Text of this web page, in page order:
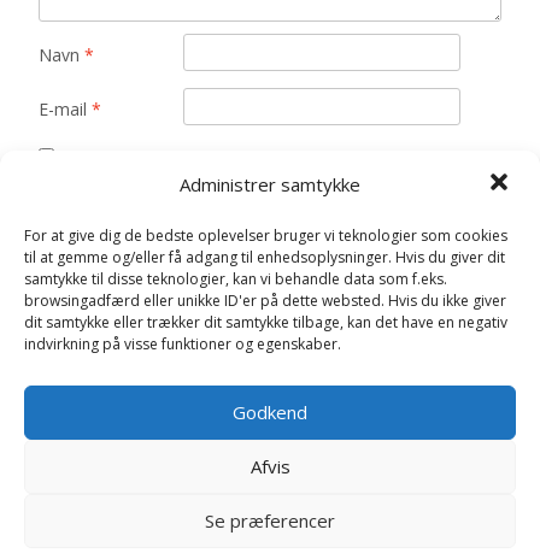
Administrer samtykke
For at give dig de bedste oplevelser bruger vi teknologier som cookies
til at gemme og/eller få adgang til enhedsoplysninger. Hvis du giver dit
samtykke til disse teknologier, kan vi behandle data som f.eks.
browsingadfærd eller unikke ID'er på dette websted. Hvis du ikke giver
dit samtykke eller trækker dit samtykke tilbage, kan det have en negativ
indvirkning på visse funktioner og egenskaber.
Godkend
Afvis
Se præferencer
Navn *
E-mail *
næste gang jeg kommenterer.
Relaterede varer